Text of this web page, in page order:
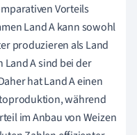
Vorteils
Land A kann sowohl
produzieren als Land
Land A sind bei der
hat Land A einen
während
im Anbau von Weizen